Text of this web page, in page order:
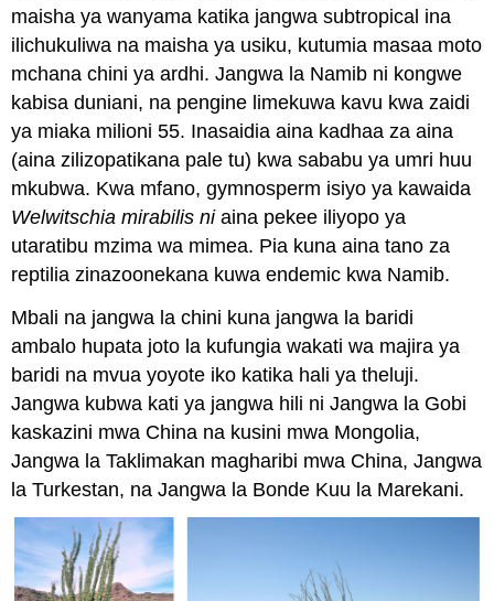
maisha ya wanyama katika jangwa subtropical ina
ilichukuliwa na maisha ya usiku, kutumia masaa moto
mchana chini ya ardhi. Jangwa la Namib ni kongwe
kabisa duniani, na pengine limekuwa kavu kwa zaidi
ya miaka milioni 55. Inasaidia aina kadhaa za aina
(aina zilizopatikana pale tu) kwa sababu ya umri huu
mkubwa. Kwa mfano, gymnosperm isiyo ya kawaida
Welwitschia mirabilis niaina pekee iliyopo ya
utaratibu mzima wa mimea. Pia kuna aina tano za
reptilia zinazoonekana kuwa endemic kwa Namib.
Mbali na jangwa la chini kuna jangwa la baridi
ambalo hupata joto la kufungia wakati wa majira ya
baridi na mvua yoyote iko katika hali ya theluji.
Jangwa kubwa kati ya jangwa hili ni Jangwa la Gobi
kaskazini mwa China na kusini mwa Mongolia,
Jangwa la Taklimakan magharibi mwa China, Jangwa
la Turkestan, na Jangwa la Bonde Kuu la Marekani.